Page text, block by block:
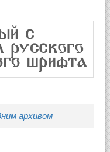
архивом